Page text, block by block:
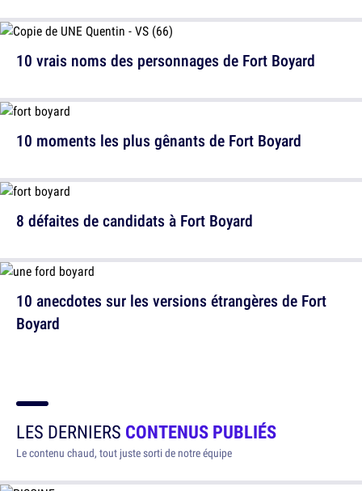
10 moments les plus gênants de Fort Boyard
10 anecdotes sur les versions étrangères de Fort
Boyard
10 vrais noms des personnages de Fort Boyard
8 défaites de candidats à Fort Boyard
LES DERNIERS CONTENUS PUBLIÉS
Le contenu chaud, tout juste sorti de notre équipe